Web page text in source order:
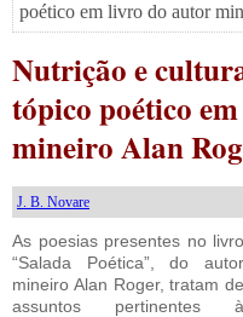
poético em livro do autor
Nutrição e
tópico poético
mineiro Alan
J. B. Novare
As poesias presentes no livro
“Salada Poética”, do autor
mineiro Alan Roger, tratam de
assuntos pertinentes à